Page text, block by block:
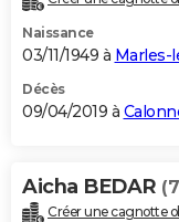
Naissance
03/11/1949 à Marles-
Décès
09/04/2019 à
Aicha BEDAR
Créer une cagnotte